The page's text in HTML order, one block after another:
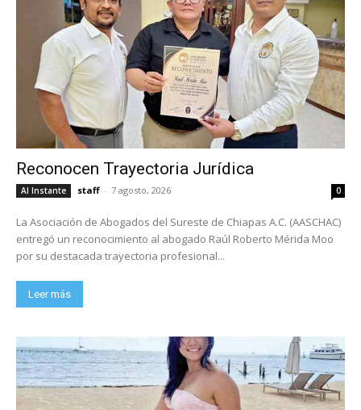
Reconocen Trayectoria Jurídica
Al Instante staff - 7 agosto, 2026 0
La Asociación de Abogados del Sureste de Chiapas A.C. (AASCHAC)
entregó un reconocimiento al abogado Raúl Roberto Mérida Moo
por su destacada trayectoria profesional...
Leer más